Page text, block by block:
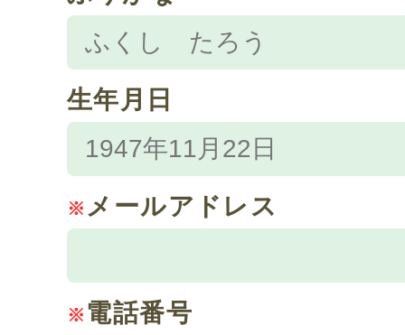
生年月日
※ メールアドレス
※ 電話番号